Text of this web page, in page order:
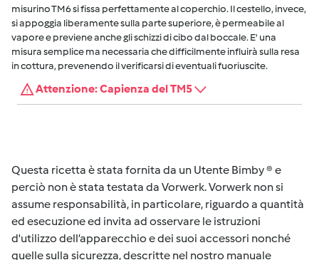
misurino TM6 si fissa perfettamente al coperchio. Il cestello, invece,
si appoggia liberamente sulla parte superiore, è permeabile al
vapore e previene anche gli schizzi di cibo dal boccale. E' una
misura semplice ma necessaria che difficilmente influirà sulla resa
in cottura, prevenendo il verificarsi di eventuali fuoriuscite.
Attenzione: Capienza del TM5
Questa ricetta è stata fornita da un Utente Bimby ® e
perciò non è stata testata da Vorwerk. Vorwerk non si
assume responsabilità, in particolare, riguardo a quantità
ed esecuzione ed invita ad osservare le istruzioni
d'utilizzo dell’apparecchio e dei suoi accessori nonché
quelle sulla sicurezza, descritte nel nostro manuale